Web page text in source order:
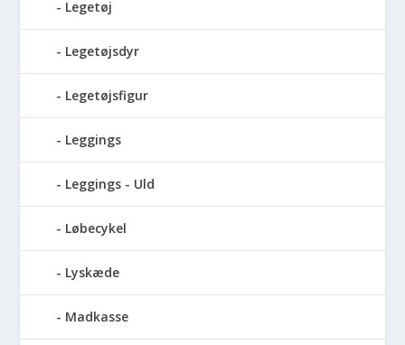
Legetøj
Legetøjsdyr
Legetøjsfigur
Leggings
Leggings - Uld
Løbecykel
Lyskæde
Madkasse